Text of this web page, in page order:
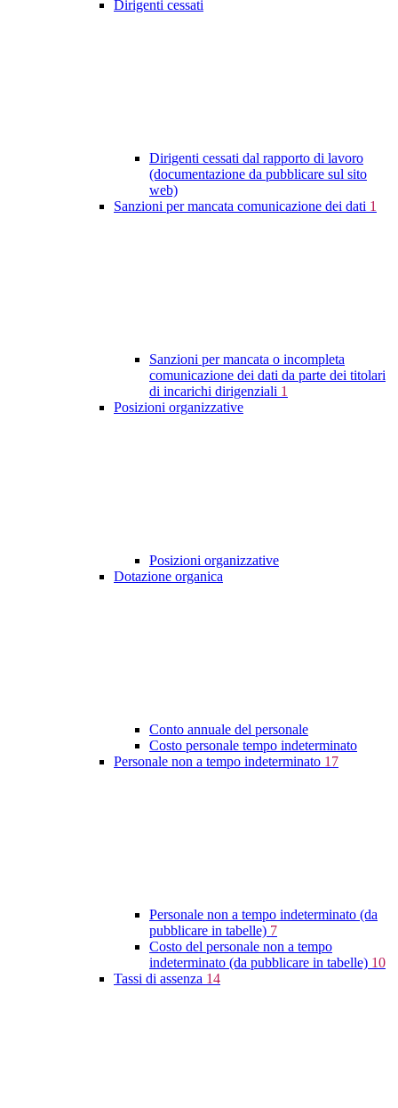
Dirigenti cessati
Dirigenti cessati dal rapporto di lavoro
(documentazione da pubblicare sul sito
web)
Sanzioni per mancata comunicazione dei dati 1
Sanzioni per mancata o incompleta
comunicazione dei dati da parte dei titolari
di incarichi dirigenziali 1
Posizioni organizzative
Posizioni organizzative
Dotazione organica
Conto annuale del personale
Costo personale tempo indeterminato
Personale non a tempo indeterminato 17
Personale non a tempo indeterminato (da
pubblicare in tabelle) 7
Costo del personale non a tempo
indeterminato (da pubblicare in tabelle) 10
Tassi di assenza 14